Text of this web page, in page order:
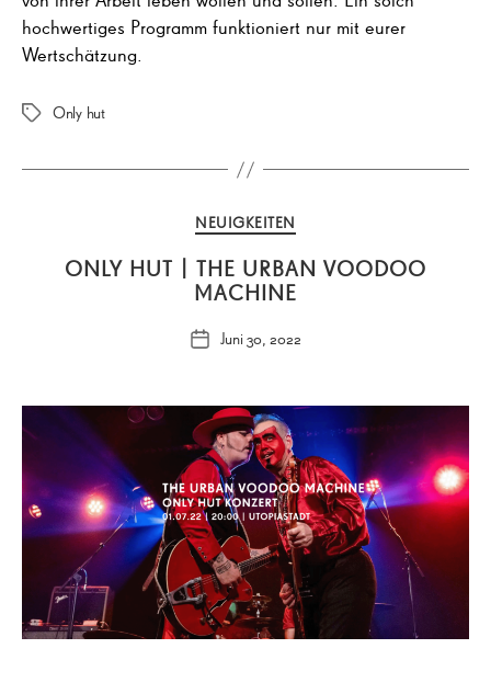
hochwertiges Programm funktioniert nur mit eurer
Wertschätzung.
Schlagwörter
Only hut
Kategorien
NEUIGKEITEN
ONLY HUT | THE URBAN VOODOO
MACHINE
Veröffentlichungsdatum
Juni 30, 2022